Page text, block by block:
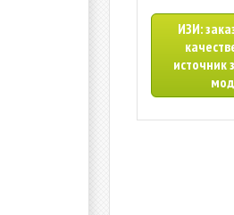
ИЗИ:
источник